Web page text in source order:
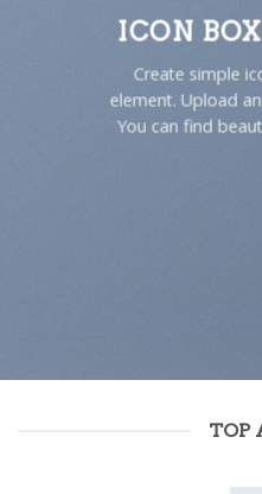
ICON
Create simple
element. Upload
You can find
TOP